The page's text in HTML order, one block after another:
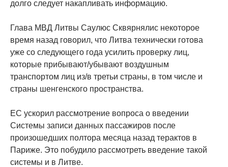
долго следует накапливать информацию.
Глава МВД Литвы Саулюс Сквярнялис некоторое
время назад говорил, что Литва технически готова
уже со следующего года усилить проверку лиц,
которые прибывают/убывают воздушным
транспортом лиц из/в третьи страны, в том числе и
страны шенгенского пространства.
ЕС ускорил рассмотрение вопроса о введении
Системы записи данных пассажиров после
произошедших полтора месяца назад терактов в
Париже. Это побудило рассмотреть введение такой
системы и в Литве.